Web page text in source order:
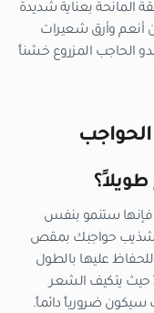
بعناية شديدة
أنعم وأرق شعيرات
الحاجب المزروع خشناً
فإنها ستنمو بنفس
حواجبك بمقص
(عادة مرة كل 7-10 أيام) للحفاظ عليها بالطول
حيث يتكيف الشعر
ضرورياً دائماً.